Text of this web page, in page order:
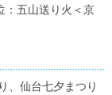
：五山送り火＜京
、仙台七夕まつり